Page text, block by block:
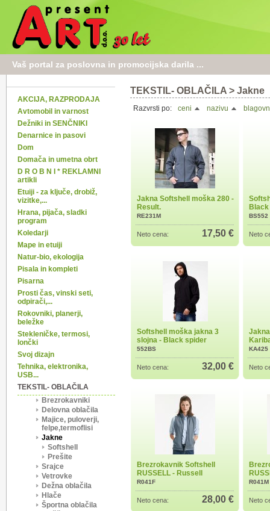
Vaš portal za poslovna in promocijska darila ...
AKCIJA, RAZPRODAJA
Avtomobil in varnost
Dežniki in SENČNIKI
Denarnice in pasovi
Dom
Domača in umetna obrt
D R O B N I * REKLAMNI
artikli
Etuiji - za ključe, drobiž,
vizitke,...
Hrana, pijača, sladki
program
Koledarji
Mape in etuiji
Natur-bio, ekologija
Pisala in kompleti
Pisarna
Prosti čas, vinski seti,
odpirači,...
Rokovniki, planerji,
beležke
Stekleničke, termosi,
lončki
Svoj dizajn
Tehnika, elektronika,
USB...
TEKSTIL- OBLAČILA
Brezrokavniki
Delovna oblačila
Majice, puloverji,
felpe,termoflisi
Jakne
Softshell
Prešite
Srajce
Vetrovke
Dežna oblačila
Hlače
Športna oblačila
TEKSTIL- OBLAČILA > Jakne
Razvrsti po: ceni nazivu
Jakna Softshell moška 280 -
Result.
RE231M
Neto cena: 17,50 €
BS552
Neto
Softshell moška jakna 3
slojna - Black spider
552BS
Neto cena: 32,00 €
KA425
Neto
Brezrokavnik Softshell
RUSSELL - Russell
R041F
Neto cena: 28,00 €
R041M
Neto